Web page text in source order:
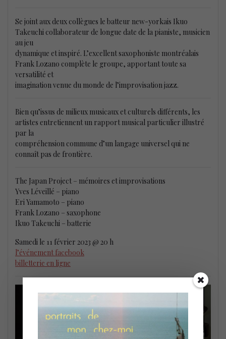
Se joint aux deux collègues le batteur new-yorkais Ikuo
Takeuchi collaborateur de longue date de la pianiste, musicien
au jeu
dynamique et inspiré. L’excellent saxophoniste montréalais
Frank Lozano complète le groupe, apportant toute sa
versatilité et
imagination venue du monde de l’improvisation jazz.
Bien qu’issus de milieux musicaux et culturels différents, les
artistes entretiennent un rapport musical particulier illustré
par la
compréhension commune d’un langage universel qui ne
connaît pas de frontière.
The Japan Project – mémoires et improvisations
Yves Léveillé – piano
Eri Yamamoto – piano
Frank Lozano – saxophone
Ikuo Takeuchi – batterie
Samedi le 11 février 2023 @ 20 h
l’événement facebook
billetterie en ligne